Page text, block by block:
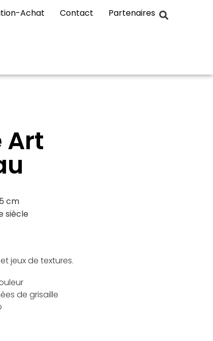
Achat Contact Partenaires
Art
cm
siècle
jeux de textures.
de grisaille